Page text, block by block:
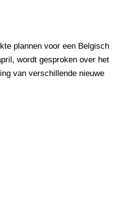
plannen voor een Belgisch
wordt gesproken over het
van verschillende nieuwe